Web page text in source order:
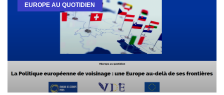
EUROPE AU QUOTIDIEN